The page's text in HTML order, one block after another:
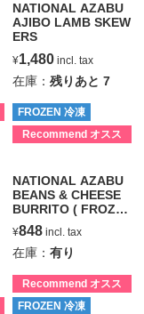
NATIONAL AZABU
AJIBO LAMB SKEW
ERS
¥1,480incl. tax
在庫： 残りあと 7
FROZEN 冷凍
Recommend オスス
NATIONAL AZABU
BEANS & CHEESE
BURRITO ( FROZE
N )
¥848incl. tax
在庫： 有り
Recommend オスス
メ
FROZEN 冷凍